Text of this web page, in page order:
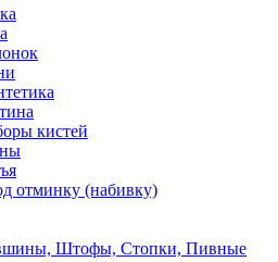
кистей
отминку (набивку)
Штофы, Стопки, Пивные